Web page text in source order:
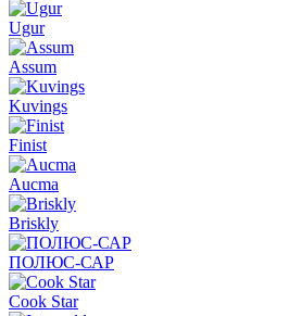
Ugur
Assum
Kuvings
Finist
Aucma
Briskly
ПОЛЮС-САР
Cook Star